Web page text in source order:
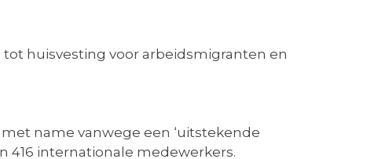
huisvesting voor arbeidsmigranten en
met name vanwege een ‘uitstekende
416 internationale medewerkers.